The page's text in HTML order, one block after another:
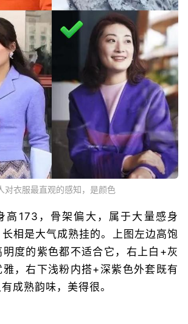
对衣服最直观的感知，是颜色
高173，骨架偏大，属于大量感身
相是大气成熟挂的。上图左边高饱
度的紫色都不适合它，右上白+灰
，右下浅粉内搭+深紫色外套既有
成熟韵味，美得很。